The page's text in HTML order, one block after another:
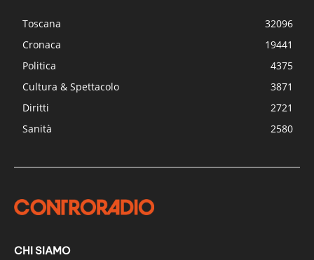
Toscana
32096
Cronaca
19441
Politica
4375
Cultura & Spettacolo
3871
Diritti
2721
Sanità
2580
CHI SIAMO